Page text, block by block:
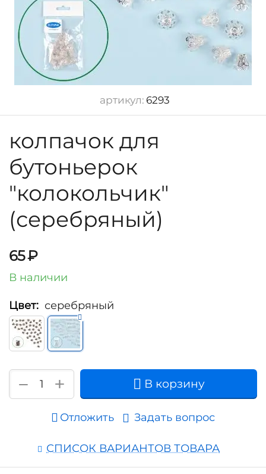
артикул: 6293
колпачок для
бутоньерок
"колокольчик"
(серебряный)
65₽
В наличии
Цвет: серебряный
+
− В корзину
Отложить Задать вопрос
СПИСОК ВАРИАНТОВ ТОВАРА